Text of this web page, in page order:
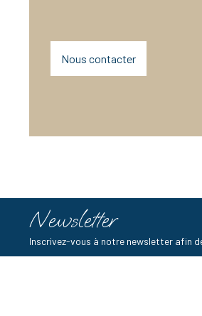
Nous contacter
Newsletter
Inscrivez-vous à notre newsletter afin